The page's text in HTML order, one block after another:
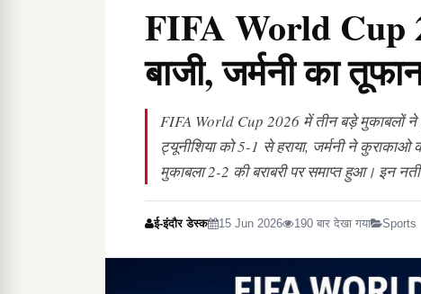
FIFA World Cup
बाजी, जर्मनी का
FIFA World Cup 2026 में तीन बड़े मुकाबलों ने
ट्यूनीशिया को 5-1 से हराया, जर्मनी ने
मुकाबला 2-2 की बराबरी पर समाप्त हुआ। इन
ई-इंदौर डेस्क 15 Jun 2026 190 बार देखा गया Sports